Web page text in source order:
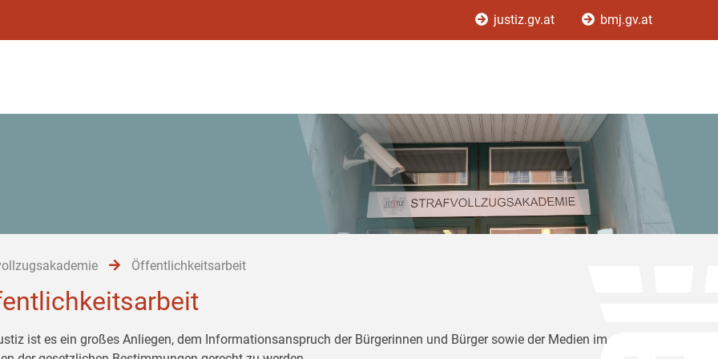
justiz.gv.at bmj.gv.at
Öffentlichkeitsarbeit
ist es ein großes Anliegen, dem Informationsanspruch der Bürgerinnen und Bürger sowie der Medien im